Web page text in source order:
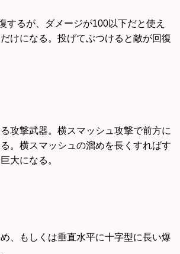
するが、ダメージが100以下だと使え
けになる。投げてぶつけると敵が回復
攻撃武器。横スマッシュ攻撃で前方に
。横スマッシュの溜めを長くすればす
大になる。
、もしくは垂直水平に十字型に長い爆